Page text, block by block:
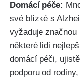
Domácí péče:
své blízké s
vyžaduje
některé lidi
domácí péči,
podporu od